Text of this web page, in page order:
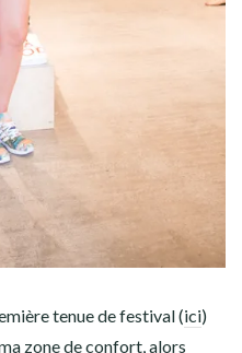
tenue de festival (ici)
zone de confort, alors